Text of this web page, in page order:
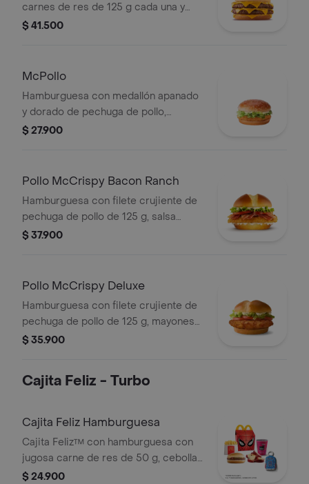
carnes de res de 125 g cada una y
cinco quesos cremosos.
$ 41.500
McPollo
Hamburguesa con medallón apanado
y dorado de pechuga de pollo,
mayonesa cremosa y lechuga fresca,
$ 27.900
Pollo McCrispy Bacon Ranch
Hamburguesa con filete crujiente de
pechuga de pollo de 125 g, salsa
ranch, tocineta ahumada, lechuga
$ 37.900
Pollo McCrispy Deluxe
Hamburguesa con filete crujiente de
pechuga de pollo de 125 g, mayonesa
cremosa, lechuga fresca y tomate, en
$ 35.900
Cajita Feliz - Turbo
Cajita Feliz Hamburguesa
Cajita Feliz™ con hamburguesa con
jugosa carne de res de 50 g, cebolla,
pepinillos, salsa de tomate y mostaza,
$ 24.900